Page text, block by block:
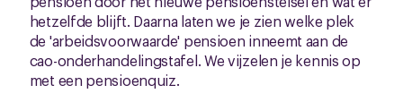
hetzelfde blijft. Daarna laten we je zien welke plek
de 'arbeidsvoorwaarde' pensioen inneemt aan de
cao-onderhandelingstafel. We vijzelen je kennis op
met een pensioenquiz.